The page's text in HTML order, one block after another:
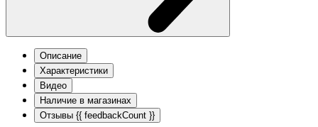
Описание
Характеристики
Видео
Наличие в магазинах
Отзывы {{ feedbackCount }}